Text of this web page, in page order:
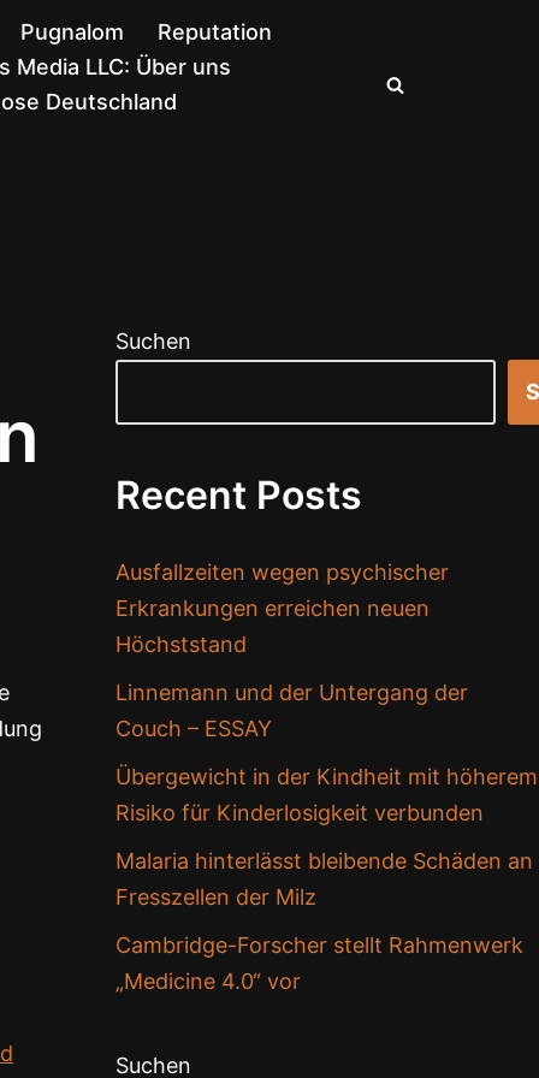
Pugnalom
Reputation
Media LLC: Über uns
Deutschland
Suchen
Recent Posts
Ausfallzeiten wegen psychischer
Erkrankungen erreichen neuen
Höchststand
Linnemann und der Untergang der
Couch – ESSAY
Übergewicht in der Kindheit mit höherem
Risiko für Kinderlosigkeit verbunden
Malaria hinterlässt bleibende Schäden an
Fresszellen der Milz
Cambridge-Forscher stellt Rahmenwerk
„Medicine 4.0“ vor
Suchen